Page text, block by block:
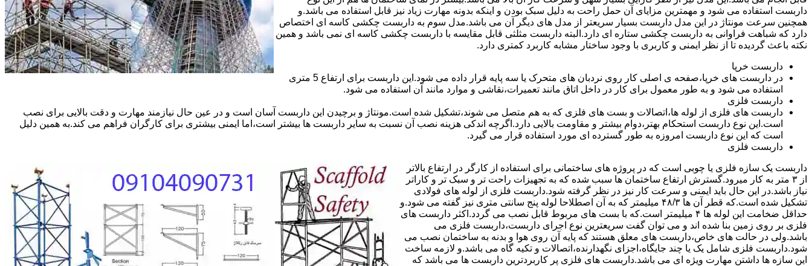
داربست استفاده می شود و مهمترین مزایای آن حمل راحت به دلیل سبک بودن و اینکه بدونه مهارت زیاد نیز قابل استفاده می باشد.و
همچنین سرعت مونتاژ در این مدل داربست بسیار سریعتر از مدل های دیگر آن می باشد.مدل سوم به داربست چکشی کاسه ای اختصاص
دارد که شباهت فراوانی به داربست چکشی ستاره ای دارد.البته داربست مثلثی قابل مقایسه با داربست چکشی کاسه ای نمی باشد و همین
نکته باعث گردیده تا از نظر ایمنی و کاربری با وجود ساختار مشابه کاربرد کمتری دارد.
داربست خرپا
در داربست های خرپا،صفحه ی اصلی کار روی نردبان های متحرک یا سه پایه قرار داده می شود.این داربست برای ارتفاع 5 متری
استفاده می شود و به طور معمول برای کار در داخل اتاق مانند تعمیرات،نقاشی و موارد مانند آن استفاده می شود.
داربست فلزی
داربست های فلزی از لوله ها،اتصالات و بست های فلزی که به هم متصل می شوند،تشکیل شده است.مونتاژ و برچیدن این داربست آسان است و در عین حال نیازمند مهارت و دقت بالایی برای نصب
است.این نوع داربست استحکام بهتر،دوام بیشتر و مقاومت بالایی دارد.اگرچه اندکی هزینه نصب آن نسبت به سایر داربست ها بیشتر است،اما ایمنی بیشتری برای کارگران فراهم می کند.به همین دلیل
است که این نوع داربست امروزه به طور گسترده ای مورد استفاده قرار می گیرد.
داربست فلزی
داربست یک سازه فلزی یا چوبی است که در پروژه های ساختمانی برای استفاده از کارگر در ارتفاع بالاتر
از ۳ متر به کار میرود.گسترش ارتفاع ساختمان ها سبب شده که به تجهیزات راحت تر و سبک تر و کاراتر
نیاز باشد.در این حال باید ایمنی و سرعت کار نیز در نظر گرفته شود.داربست فلزی از لوله های فولادی
تشکیل شده است.که قطر آن ها ۴۸/۳ میلیمتر که به آن اصطلاحا لوله پنج سانتی متری نیز گفته می شود.و
حداقل ضخامت این لوله ها ۴ میلیمتر است.که با بست های مربوط قابل نصب می گردد.اکثر داربست های
فلزی بر روی زمین بنا شده اند و می توان گفت سریعترین نوع اجرای داربست،داربست فلزی می
باشد.ولی در حالت های خاص،داربست های معلق هستند که پایه آن روی هوا و بدنه به ساختمان نصب می
شود.داربست فلزی شامل یک یا چند جایگاه،اجزای نگهدارنده،اتصالات و تکیه گاه می باشد.و لازمه ساخت
این سازه ها داشتن مهارت ویژه ای می باشد.داربست های فلزی پر کاربردترین داربست ها می باشد که